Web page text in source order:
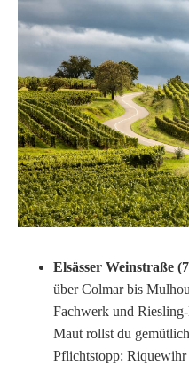
Elsässer Weinstraße
über Colmar bis
Fachwerk und
Maut rollst du
Pflichtstopp: